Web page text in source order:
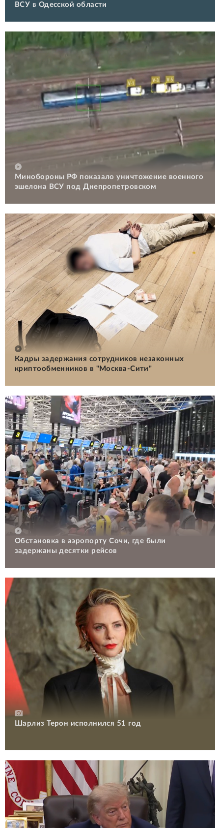
ВСУ в Одесской области
Минобороны РФ показало уничтожение военного
эшелона ВСУ под Днепропетровском
Кадры задержания сотрудников незаконных
криптообменников в "Москва-Сити"
Обстановка в аэропорту Сочи, где были
задержаны десятки рейсов
Шарлиз Терон исполнился 51 год